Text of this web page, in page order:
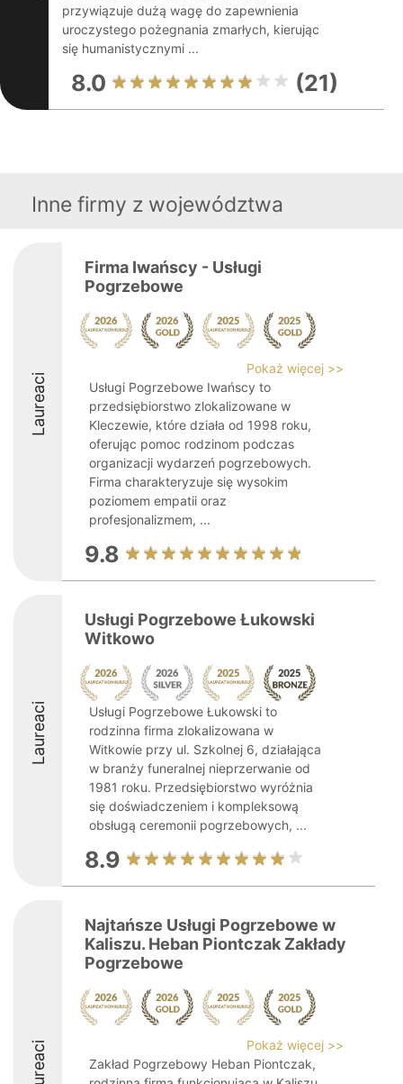
przywiązuje dużą wagę do zapewnienia
uroczystego pożegnania zmarłych, kierując
się humanistycznymi ...
8.0 (21)
Inne firmy z województwa
Laureaci
Firma Iwańscy - Usługi
Pogrzebowe
Pokaż więcej >>
Usługi Pogrzebowe Iwańscy to
przedsiębiorstwo zlokalizowane w
Kleczewie, które działa od 1998 roku,
oferując pomoc rodzinom podczas
organizacji wydarzeń pogrzebowych.
Firma charakteryzuje się wysokim
poziomem empatii oraz
profesjonalizmem, ...
9.8
Laureaci
Usługi Pogrzebowe Łukowski
Witkowo
Usługi Pogrzebowe Łukowski to
rodzinna firma zlokalizowana w
Witkowie przy ul. Szkolnej 6, działająca
w branży funeralnej nieprzerwanie od
1981 roku. Przedsiębiorstwo wyróżnia
się doświadczeniem i kompleksową
obsługą ceremonii pogrzebowych, ...
8.9
Najtańsze Usługi Pogrzebowe w
Kaliszu. Heban Piontczak Zakłady
Pogrzebowe
Pokaż więcej >>
Zakład Pogrzebowy Heban Piontczak,